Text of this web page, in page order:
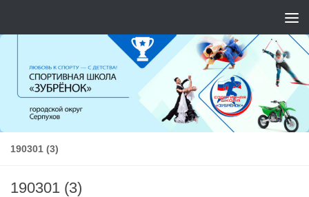
190301 (3)
190301 (3)